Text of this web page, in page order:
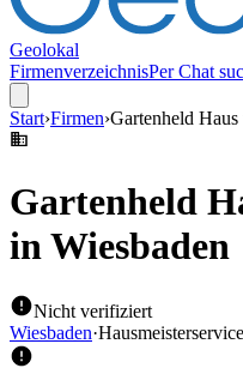
Geolokal
FirmenverzeichnisPer Chat
Start›Firmen›Gartenheld Haus
Gartenheld
in Wiesbaden
Nicht verifiziert
Wiesbaden·Hausmeisterservice